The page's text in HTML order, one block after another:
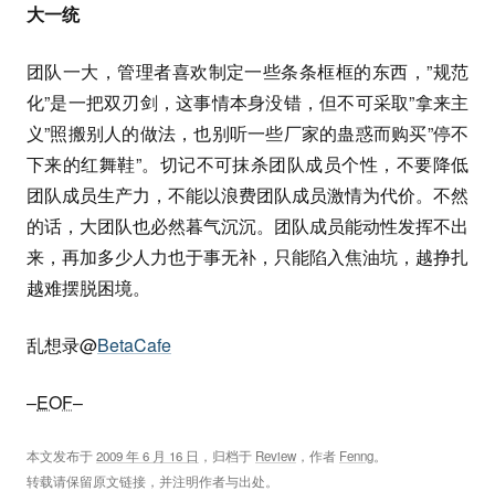
大一统
团队一大，管理者喜欢制定一些条条框框的东西，”规范
化”是一把双刃剑，这事情本身没错，但不可采取”拿来主
义”照搬别人的做法，也别听一些厂家的蛊惑而购买”停不
下来的红舞鞋”。切记不可抹杀团队成员个性，不要降低
团队成员生产力，不能以浪费团队成员激情为代价。不然
的话，大团队也必然暮气沉沉。团队成员能动性发挥不出
来，再加多少人力也于事无补，只能陷入焦油坑，越挣扎
越难摆脱困境。
乱想录@BetaCafe
–EOF–
本文发布于2009 年 6 月 16 日 ，归档于 Review ，作者 Fenng。
转载请保留原文链接，并注明作者与出处。